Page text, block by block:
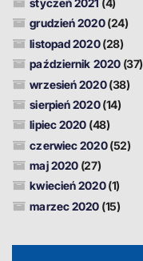
styczeń 2021 (4)
grudzień 2020(24)
listopad 2020(28)
październik 2020(37)
wrzesień 2020(38)
sierpień 2020(14)
lipiec 2020 (48)
czerwiec 2020(52)
maj 2020 (27)
kwiecień 2020(1)
marzec 2020 (15)